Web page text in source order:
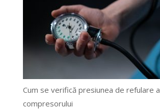
Cum se verifică presiunea de refulare a
compresorului